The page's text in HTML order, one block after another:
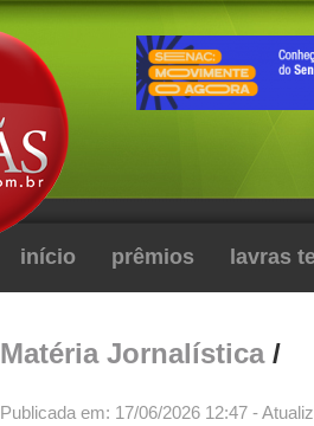
início prêmios lavras
Matéria Jornalística/
Publicada em: 17/06/2026 12:47 -